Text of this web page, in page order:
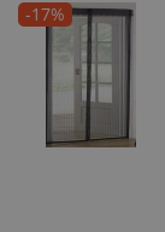
-17%